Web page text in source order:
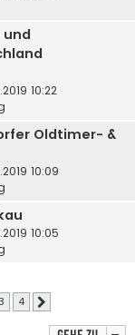
und
10:22
Oldtimer- &
10:09
10:05
4